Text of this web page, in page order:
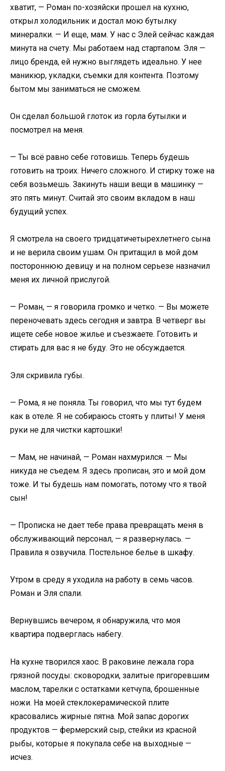
хватит, — Роман по-хозяйски прошел на кухню,
открыл холодильник и достал мою бутылку
минералки. — И еще, мам. У нас с Элей сейчас каждая
минута на счету. Мы работаем над стартапом. Эля —
лицо бренда, ей нужно выглядеть идеально. У нее
маникюр, укладки, съемки для контента. Поэтому
бытом мы заниматься не сможем.
Он сделал большой глоток из горла бутылки и
посмотрел на меня.
— Ты всё равно себе готовишь. Теперь будешь
готовить на троих. Ничего сложного. И стирку тоже на
себя возьмешь. Закинуть наши вещи в машинку —
это пять минут. Считай это своим вкладом в наш
будущий успех.
Я смотрела на своего тридцатичетырехлетнего сына
и не верила своим ушам. Он притащил в мой дом
постороннюю девицу и на полном серьезе назначил
меня их личной прислугой.
— Роман, — я говорила громко и четко. — Вы можете
переночевать здесь сегодня и завтра. В четверг вы
ищете себе новое жилье и съезжаете. Готовить и
стирать для вас я не буду. Это не обсуждается.
Эля скривила губы.
— Рома, я не поняла. Ты говорил, что мы тут будем
как в отеле. Я не собираюсь стоять у плиты! У меня
руки не для чистки картошки!
— Мам, не начинай, — Роман нахмурился. — Мы
никуда не съедем. Я здесь прописан, это и мой дом
тоже. И ты будешь нам помогать, потому что я твой
сын!
— Прописка не дает тебе права превращать меня в
обслуживающий персонал, — я развернулась. —
Правила я озвучила. Постельное белье в шкафу.
Утром в среду я уходила на работу в семь часов.
Роман и Эля спали.
Вернувшись вечером, я обнаружила, что моя
квартира подверглась набегу.
На кухне творился хаос. В раковине лежала гора
грязной посуды: сковородки, залитые пригоревшим
маслом, тарелки с остатками кетчупа, брошенные
ножи. На моей стеклокерамической плите
красовались жирные пятна. Мой запас дорогих
продуктов — фермерский сыр, стейки из красной
рыбы, которые я покупала себе на выходные —
исчез.